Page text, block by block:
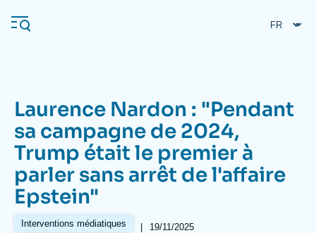
au
contenu
Navigation
principale
L'Ifri
Analyses
À propos de l'Ifri Recherches fréquentes
Laurence Nardon : "Pendant
sa campagne de 2024,
Trump était le premier à
parler sans arrêt de l'affaire
Epstein"
Interventions médiatiques | 19/11/2025